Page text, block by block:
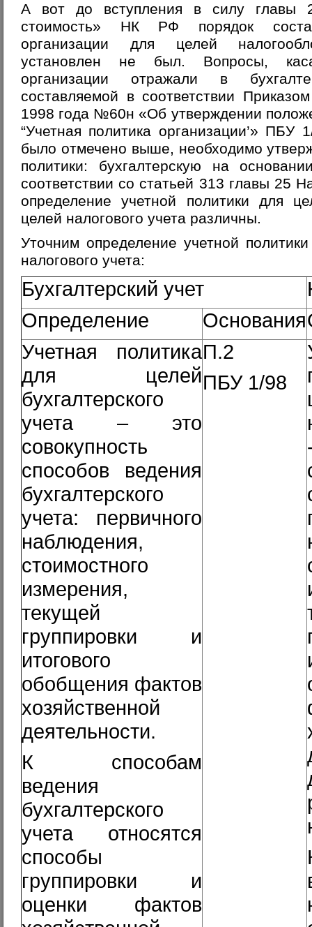
А вот до вступления в силу главы
стоимость» НК РФ порядок
организации для целей
установлен не был. Вопросы,
организации отражали в
составляемой в соответствии
1998 года №60н «Об утверждении
“Учетная политика организации’»
было отмечено выше, необходимо
политики: бухгалтерскую на
соответствии со статьей 313 главы 25
определение учетной политики для
целей налогового учета различны.
Уточним определение учетной
налогового учета:
Бухгалтерский учет
Определение
Основания
Учетная политика
для целей
бухгалтерского
учета – это
совокупность
способов ведения
бухгалтерского
учета: первичного
наблюдения,
стоимостного
измерения,
текущей
группировки и
итогового
обобщения фактов
хозяйственной
деятельности.
К способам
ведения
бухгалтерского
учета относятся
способы
группировки и
оценки фактов
П.2
ПБУ 1/98